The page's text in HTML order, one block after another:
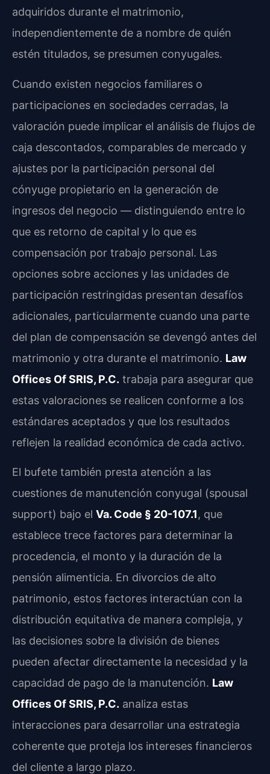
adquiridos durante el matrimonio,
independientemente de a nombre de quién
estén titulados, se presumen conyugales.
Cuando existen negocios familiares o
participaciones en sociedades cerradas, la
valoración puede implicar el análisis de flujos de
caja descontados, comparables de mercado y
ajustes por la participación personal del
cónyuge propietario en la generación de
ingresos del negocio — distinguiendo entre lo
que es retorno de capital y lo que es
compensación por trabajo personal. Las
opciones sobre acciones y las unidades de
participación restringidas presentan desafíos
adicionales, particularmente cuando una parte
del plan de compensación se devengó antes del
matrimonio y otra durante el matrimonio. Law
Offices Of SRIS, P.C. trabaja para asegurar que
estas valoraciones se realicen conforme a los
estándares aceptados y que los resultados
reflejen la realidad económica de cada activo.
El bufete también presta atención a las
cuestiones de manutención conyugal (spousal
support) bajo el Va. Code § 20-107.1, que
establece trece factores para determinar la
procedencia, el monto y la duración de la
pensión alimenticia. En divorcios de alto
patrimonio, estos factores interactúan con la
distribución equitativa de manera compleja, y
las decisiones sobre la división de bienes
pueden afectar directamente la necesidad y la
capacidad de pago de la manutención. Law
Offices Of SRIS, P.C. analiza estas
interacciones para desarrollar una estrategia
coherente que proteja los intereses financieros
del cliente a largo plazo.